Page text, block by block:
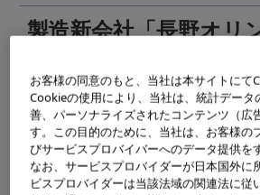
製造新会社「長野オリ
オリンパス株式会社（社長：マイケル
以下オリンパス）は、長野県内の辰野
で展開している映像関連製品とライフ
造機能を統合し、複数の事業分野の製
お客様の同意のもと、当社は本サイトにて
Cookieの使用により、当社は、統計データ
善、パーソナライズされたコンテンツ（広
す。この目的のために、当社は、お客様の
びサービスプロバイバーへのデータ提供を
なお、サービスプロバイダーが日本国外に
ビスプロバイダーは当該法域の関連法に従